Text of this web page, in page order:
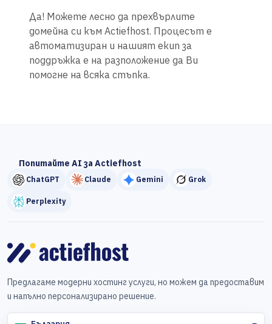
Да! Можете лесно да прехвърлите
домейна си към Actiefhost. Процесът е
автоматизиран и нашият екип за
поддръжка е на разположение да Ви
помогне на всяка стъпка.
Попитайте AI за Actiefhost
ChatGPT Claude Gemini Grok
Perplexity
Предлагаме модерни хостинг услуги, но можем да предоставим
и напълно персонализирано решение.